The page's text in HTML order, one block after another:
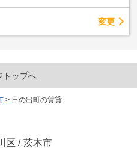
変更
トップへ
> 日の出町の賃貸
区 / 茨木市